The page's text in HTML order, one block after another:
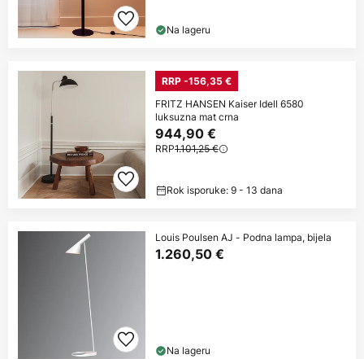
Na lageru
RRP -156,35 €
FRITZ HANSEN Kaiser Idell 6580
luksuzna mat crna
944,90 €
RRP1.101,25 €
Rok isporuke: 9 - 13 dana
Louis Poulsen AJ - Podna lampa, bijela
1.260,50 €
Na lageru